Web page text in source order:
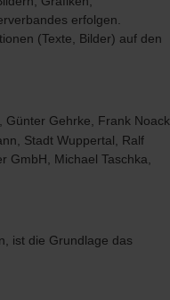
erfolgen.
(Texte, Bilder) auf den
Günter Gehrke, Frank Noack,
Stadt Wuppertal, Ralf
GmbH, Michael Taschka,
ist die Grundlage das